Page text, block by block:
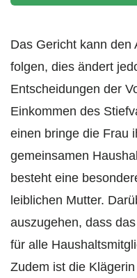
Das Gericht kann den
folgen, dies ändert
Entscheidungen der
Einkommen des
einen bringe die Frau
gemeinsamen
besteht eine
leiblichen Mutter.
auszugehen, dass
für alle
Zudem ist die